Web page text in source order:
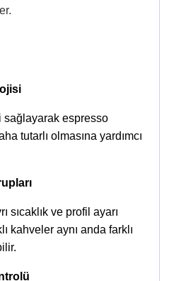
sağlayarak espresso
tutarlı olmasına yardımcı
sıcaklık ve profil ayarı
kahveler aynı anda farklı